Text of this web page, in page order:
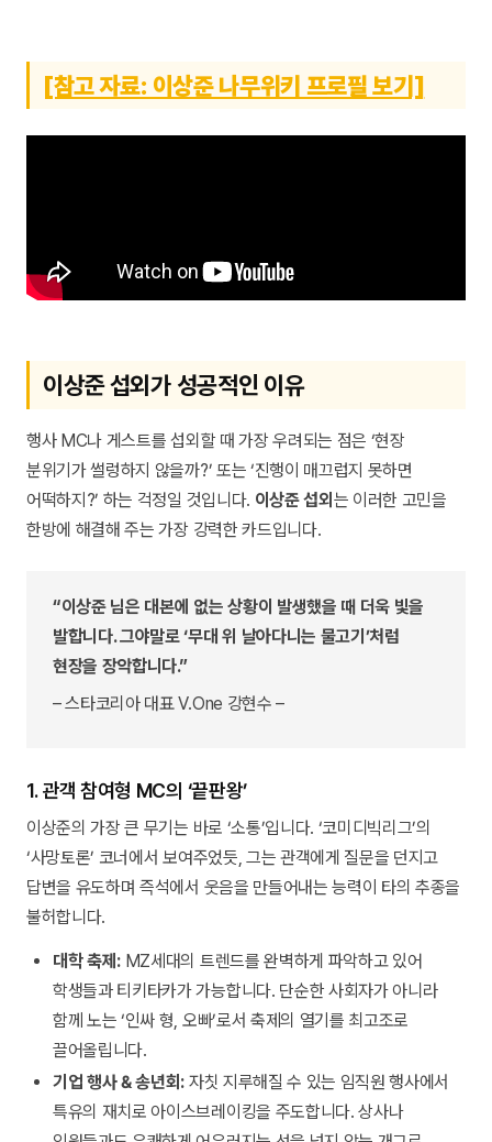
[참고 자료: 이상준 나무위키 프로필 보기]
이상준 섭외가 성공적인 이유
행사 MC나 게스트를 섭외할 때 가장 우려되는 점은 ‘현장
분위기가 썰렁하지 않을까?’ 또는 ‘진행이 매끄럽지 못하면
어떡하지?’ 하는 걱정일 것입니다. 이상준 섭외 는 이러한 고민을
한방에 해결해 주는 가장 강력한 카드입니다.
“이상준 님은 대본에 없는 상황이 발생했을 때 더욱 빛을
발합니다. 그야말로 ‘무대 위 날아다니는 물고기’처럼
현장을 장악합니다.”
– 스타코리아 대표 V.One 강현수 –
1. 관객 참여형 MC의 ‘끝판왕’
이상준의 가장 큰 무기는 바로 ‘소통’입니다. ‘코미디빅리그’의
‘사망토론’ 코너에서 보여주었듯, 그는 관객에게 질문을 던지고
답변을 유도하며 즉석에서 웃음을 만들어내는 능력이 타의 추종을
불허합니다.
대학 축제: MZ세대의 트렌드를 완벽하게 파악하고 있어
학생들과 티키타카가 가능합니다. 단순한 사회자가 아니라
함께 노는 ‘인싸 형, 오빠’로서 축제의 열기를 최고조로
끌어올립니다.
기업 행사 & 송년회: 자칫 지루해질 수 있는 임직원 행사에서
특유의 재치로 아이스브레이킹을 주도합니다. 상사나